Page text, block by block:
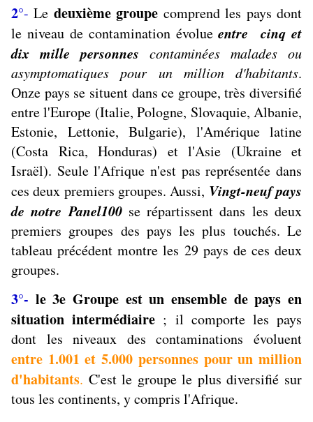
2°- Le deuxième groupe comprend les pays dont
le niveau de contamination évolueentre cinq et
dix mille personnes contaminées malades ou
asymptomatiques pour un million d'habitants.
Onze pays se situent dans ce groupe, très diversifié
entre l'Europe (Italie, Pologne, Slovaquie, Albanie,
Estonie, Lettonie, Bulgarie), l'Amérique latine
(Costa Rica, Honduras) et l'Asie (Ukraine et
Israël). Seule l'Afrique n'est pas représentée dans
ces deux premiers groupes. Aussi, Vingt-neuf pays
de notre Panel100se répartissent dans les deux
premiers groupes des pays les plus touchés. Le
tableau précédent montre les 29 pays de ces deux
groupes.
3°- le 3e Groupe est un ensemble de pays en
situation intermédiaire ; il comporte les pays
dont les niveaux des contaminations évoluent
entre 1.001 et 5.000 personnes pour un million
d'habitants. C'est le groupe le plus diversifié sur
tous les continents, y compris l'Afrique.